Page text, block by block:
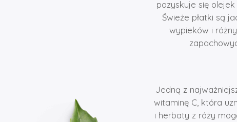
pozyskuje się
Świeże płatki są
wypieków i
Jedną z
witaminę C, która
i herbaty z róży